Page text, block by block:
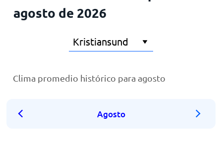
agosto de 2026
Clima promedio histórico para agosto
Agosto